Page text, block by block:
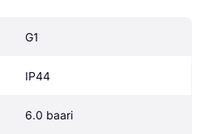
G1
IP44
6.0 baari